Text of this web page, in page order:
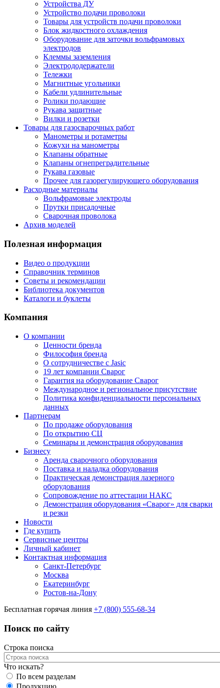
Устройства ДУ
Устройство подачи проволоки
Товары для устройств подачи проволоки
Блок жидкостного охлаждения
Оборудование для заточки вольфрамовых
электродов
Клеммы заземления
Электрододержатели
Тележки
Магнитные угольники
Кабели удлинительные
Ролики подающие
Рукава защитные
Вилки и розетки
Товары для газосварочных работ
Манометры и ротаметры
Кожухи на манометры
Клапаны обратные
Клапаны огнепреградительные
Рукава газовые
Прочее для газорегулирующего оборудования
Расходные материалы
Вольфрамовые электроды
Прутки присадочные
Сварочная проволока
Архив моделей
Полезная информация
Видео о продукции
Справочник терминов
Советы и рекомендации
Библиотека документов
Каталоги и буклеты
Компания
О компании
Ценности бренда
Философия бренда
О сотрудничестве с Jasic
19 лет компании Сварог
Гарантия на оборудование Сварог
Международное и региональное присутствие
Политика конфиденциальности персональных
данных
Партнерам
По продаже оборудования
По открытию СЦ
Семинары и демонстрация оборудования
Бизнесу
Аренда сварочного оборудования
Поставка и наладка оборудования
Практическая демонстрация лазерного
оборудования
Сопровождение по аттестации НАКС
Демонстрация оборудования «Сварог» для сварки
и резки
Новости
Где купить
Сервисные центры
Личный кабинет
Контактная информация
Санкт-Петербург
Москва
Екатеринбург
Ростов-на-Дону
Бесплатная горячая линия +7 (800) 555-68-34
Поиск по сайту
Строка поиска
Что искать?
По всем разделам
Продукцию